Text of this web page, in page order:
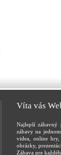
Víta vás
Najlepší
zábavy na
videa, online hry,
obrázky,
Zábava pre